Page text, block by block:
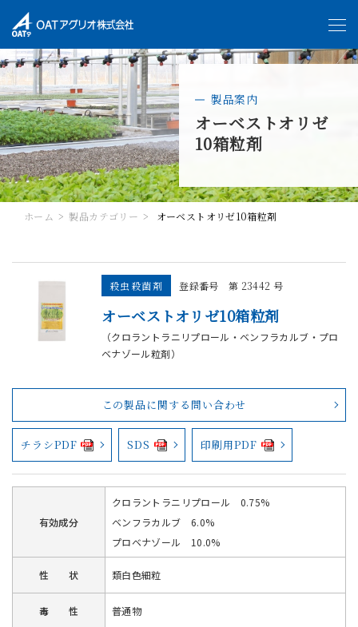
製品案内
オーベストオリゼ
10箱粒剤
ホーム 製品カテゴリー オーベストオリゼ10箱粒剤
殺虫殺菌剤 登録番号 第 23442 号
オーベストオリゼ10箱粒剤
（クロラントラニリプロール・ベンフラカルブ・プロ
ベナゾール粒剤）
この製品に関する問い合わせ
チラシPDF SDS 印刷用PDF
有効成分
クロラントラニリプロール 0.75%
ベンフラカルブ 6.0%
プロベナゾール 10.0%
性 状 類白色細粒
毒 性 普通物